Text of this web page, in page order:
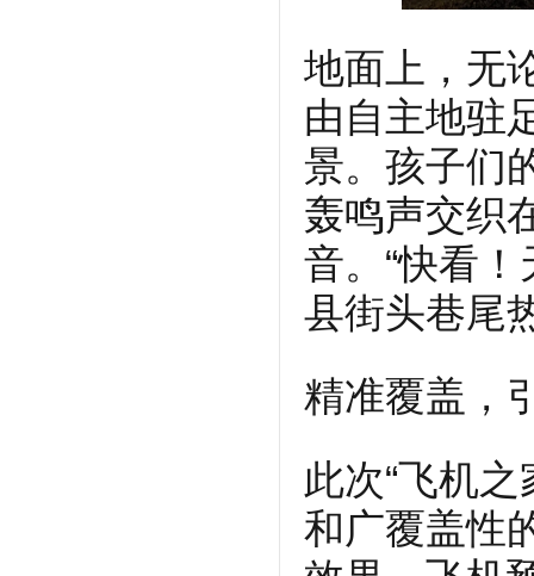
地面上，无
由自主地驻
景。孩子们
轰鸣声交织
音。“快看
县街头巷尾
精准覆盖，
此次“飞机
和广覆盖性